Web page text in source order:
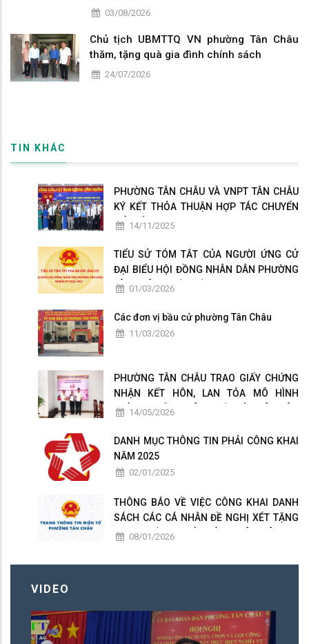
03/08/2026
Chủ tịch UBMTTQ VN phường Tân Châu
thăm, tặng quà gia đình chính sách
24/07/2026
TIN KHÁC
PHƯỜNG TÂN CHÂU VÀ VNPT TÂN CHÂU
KÝ KẾT THỎA THUẬN HỢP TÁC CHUYỂN
ĐỔI SỐ14/11/2025
TIỂU SỬ TÓM TẮT CỦA NGƯỜI ỨNG CỬ
ĐẠI BIỂU HỘI ĐỒNG NHÂN DÂN PHƯỜNG
TÂN CHÂU NHIỆM KỲ 2026-2031
01/03/2026
Các đơn vị bầu cử phường Tân Châu
11/03/2026
PHƯỜNG TÂN CHÂU TRAO GIẤY CHỨNG
NHẬN KẾT HÔN, LAN TỎA MÔ HÌNH
CHÍNH QUYỀN THÂN THIỆN VÌ NHÂN DÂN
14/05/2026
DANH MỤC THÔNG TIN PHẢI CÔNG KHAI
NĂM 2025
02/01/2025
THÔNG BÁO VỀ VIỆC CÔNG KHAI DANH
SÁCH CÁC CÁ NHÂN ĐỀ NGHỊ XÉT TẶNG
DANH HIỆU " NHÀ GIÁO NHÂN DÂN ", "
LẦN THỨ 17 NĂM 2026
08/01/2026
VIDEO